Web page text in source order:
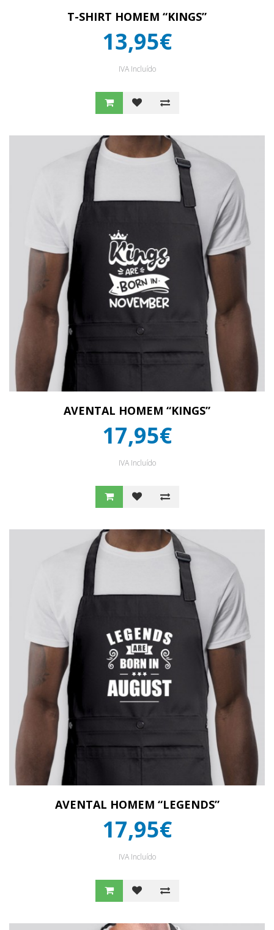
T-SHIRT HOMEM “KINGS”
13,95€
IVA Incluído
AVENTAL HOMEM “KINGS”
17,95€
IVA Incluído
AVENTAL HOMEM “LEGENDS”
17,95€
IVA Incluído